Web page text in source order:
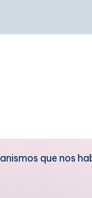
que nos